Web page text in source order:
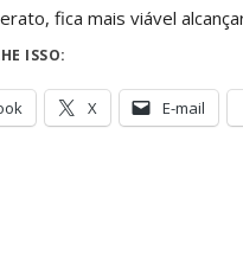
fica mais viável
ISSO:
X E-mail